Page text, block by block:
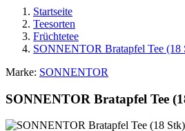
Startseite
Teesorten
Früchtetee
SONNENTOR Bratapfel Tee (18
Marke: SONNENTOR
SONNENTOR Bratapfel Tee